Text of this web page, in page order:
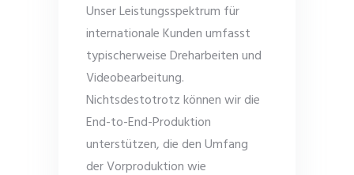
Unser Leistungsspektrum für
internationale Kunden umfasst
typischerweise Dreharbeiten und
Videobearbeitung.
Nichtsdestotrotz können wir die
End-to-End-Produktion
unterstützen, die den Umfang
der Vorproduktion wie